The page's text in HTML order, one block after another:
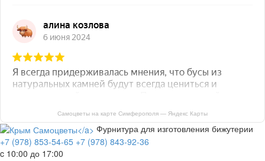
Самоцветы на карте Симферополя — Яндекс Карты
Фурнитура для изготовления бижутерии
+7 (978) 853-54-65 +7 (978) 843-92-36
c 10:00 до 17:00